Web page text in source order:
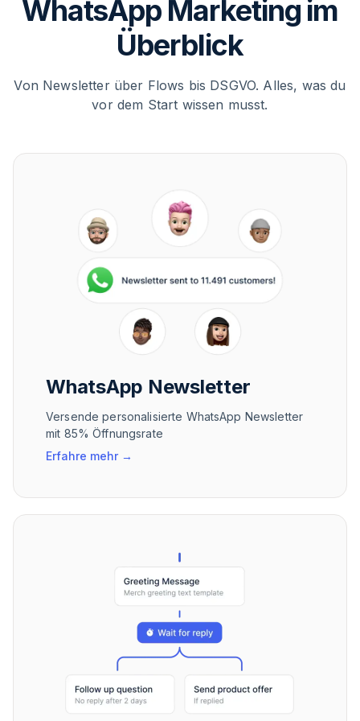
WhatsApp Marketing im
Überblick
Von Newsletter über Flows bis DSGVO. Alles, was du
vor dem Start wissen musst.
WhatsApp Newsletter
Versende personalisierte WhatsApp Newsletter
mit 85% Öffnungsrate
Erfahre mehr→